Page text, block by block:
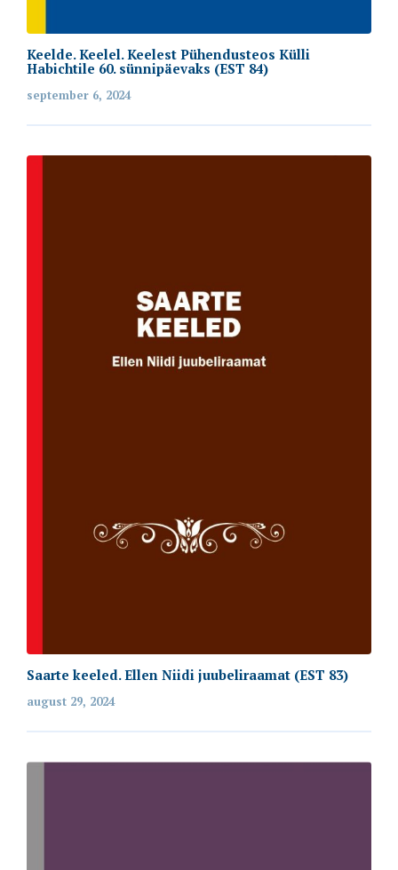
Keelde. Keelel. Keelest Pühendusteos Külli
Habichtile 60. sünnipäevaks (EST 84)
september 6, 2024
Saarte keeled. Ellen Niidi juubeliraamat (EST 83)
august 29, 2024